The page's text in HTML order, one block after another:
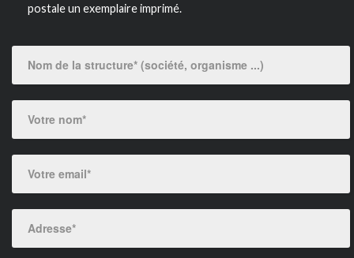
postale un exemplaire imprimé.